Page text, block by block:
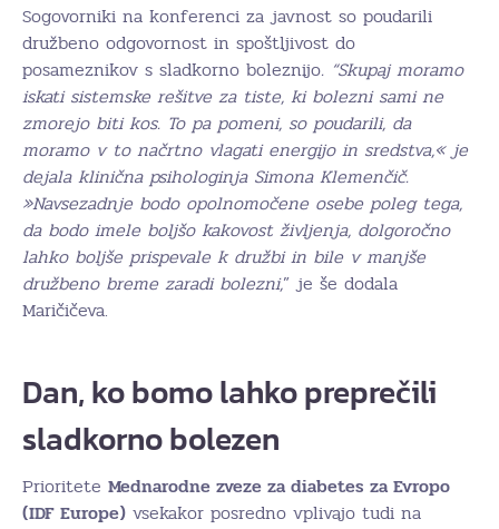
Sogovorniki na konferenci za javnost so poudarili
družbeno odgovornost in spoštljivost do
posameznikov s sladkorno boleznijo. “Skupaj moramo
iskati sistemske rešitve za tiste, ki bolezni sami ne
zmorejo biti kos. To pa pomeni, so poudarili, da
moramo v to načrtno vlagati energijo in sredstva,« je
dejala klinična psihologinja Simona Klemenčič.
»Navsezadnje bodo opolnomočene osebe poleg tega,
da bodo imele boljšo kakovost življenja, dolgoročno
lahko boljše prispevale k družbi in bile v manjše
družbeno breme zaradi bolezni,” je še dodala
Maričičeva.
Dan, ko bomo lahko preprečili
sladkorno bolezen
Prioritete Mednarodne zveze za diabetes za Evropo
(IDF Europe) vsekakor posredno vplivajo tudi na